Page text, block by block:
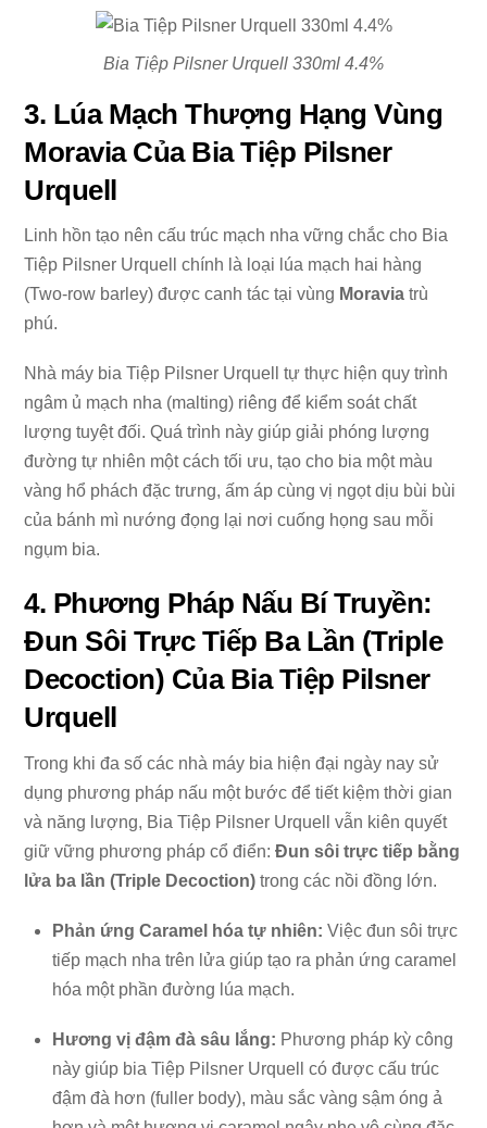
Bia Tiệp Pilsner Urquell 330ml 4.4%
3. Lúa Mạch Thượng Hạng Vùng
Moravia Của Bia Tiệp Pilsner
Urquell
Linh hồn tạo nên cấu trúc mạch nha vững chắc cho Bia
Tiệp Pilsner Urquell chính là loại lúa mạch hai hàng
(Two-row barley) được canh tác tại vùng Moravia trù
phú.
Nhà máy bia Tiệp Pilsner Urquell tự thực hiện quy trình
ngâm ủ mạch nha (malting) riêng để kiểm soát chất
lượng tuyệt đối. Quá trình này giúp giải phóng lượng
đường tự nhiên một cách tối ưu, tạo cho bia một màu
vàng hổ phách đặc trưng, ấm áp cùng vị ngọt dịu bùi bùi
của bánh mì nướng đọng lại nơi cuống họng sau mỗi
ngụm bia.
4. Phương Pháp Nấu Bí Truyền:
Đun Sôi Trực Tiếp Ba Lần (Triple
Decoction) Của Bia Tiệp Pilsner
Urquell
Trong khi đa số các nhà máy bia hiện đại ngày nay sử
dụng phương pháp nấu một bước để tiết kiệm thời gian
và năng lượng, Bia Tiệp Pilsner Urquell vẫn kiên quyết
giữ vững phương pháp cổ điển:Đun sôi trực tiếp bằng
lửa ba lần (Triple Decoction) trong các nồi đồng lớn.
Phản ứng Caramel hóa tự nhiên: Việc đun sôi trực
tiếp mạch nha trên lửa giúp tạo ra phản ứng caramel
hóa một phần đường lúa mạch.
Hương vị đậm đà sâu lắng: Phương pháp kỳ công
này giúp bia Tiệp Pilsner Urquell có được cấu trúc
đậm đà hơn (fuller body), màu sắc vàng sậm óng ả